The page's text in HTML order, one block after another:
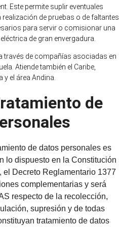
Este permite suplir eventuales
de pruebas o de faltantes
para servir o comisionar una
de gran envergadura.
través de compañías asociadas en
Atiende también el Caribe,
y el área Andina.
de
de datos personales es
lo dispuesto en la Constitución
el Decreto Reglamentario 1377
complementarias y será
respecto de la recolección,
supresión y de todas
tratamiento de datos